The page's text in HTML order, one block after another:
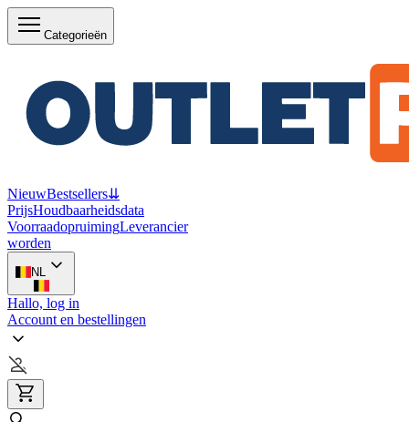
Categorieën
NieuwBestsellers⇊
PrijsHoudbaarheidsdata
VoorraadopruimingLeverancier
worden
NL
Hallo, log in
Account en bestellingen